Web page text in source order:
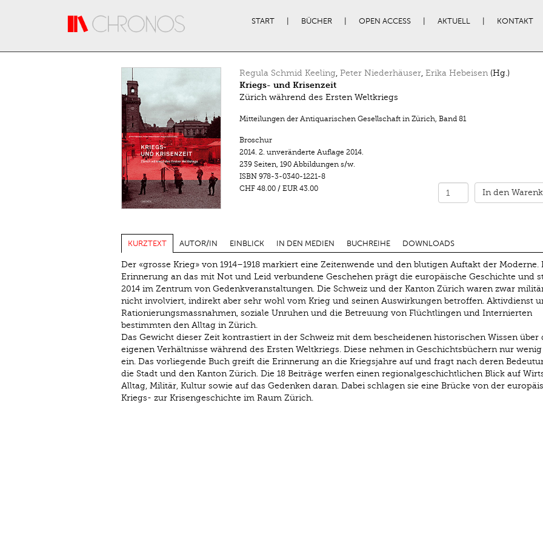
START BÜCHER OPEN ACCESS AKTUELL KONTAKT
Regula Schmid Keeling, Peter Niederhäuser, Erika Hebeisen(Hg.)
Kriegs- und Krisenzeit
Zürich während des Ersten Weltkriegs
Mitteilungen der Antiquarischen Gesellschaft in Zürich, Band 81
Broschur
2014. 2. unveränderte Auflage 2014.
239 Seiten, 190 Abbildungen s/w.
ISBN 978-3-0340-1221-8
CHF 48.00/ EUR 43.00 In den
KURZTEXT AUTOR/IN EINBLICK IN DEN MEDIEN BUCHREIHE DOWNLOADS
Der «grosse Krieg» von 1914–1918 markiert eine Zeitenwende und den blutigen Auftakt der Moderne.
Erinnerung an das mit Not und Leid verbundene Geschehen prägt die europäische Geschichte und
2014 im Zentrum von Gedenkveranstaltungen. Die Schweiz und der Kanton Zürich waren zwar
nicht involviert, indirekt aber sehr wohl vom Krieg und seinen Auswirkungen betroffen. Aktivdienst
Rationierungsmassnahmen, soziale Unruhen und die Betreuung von Flüchtlingen und Internierten
bestimmten den Alltag in Zürich.
Das Gewicht dieser Zeit kontrastiert in der Schweiz mit dem bescheidenen historischen Wissen über
eigenen Verhältnisse während des Ersten Weltkriegs. Diese nehmen in Geschichtsbüchern nur wenig
ein. Das vorliegende Buch greift die Erinnerung an die Kriegsjahre auf und fragt nach deren
die Stadt und den Kanton Zürich. Die 18 Beiträge werfen einen regionalgeschichtlichen Blick auf
Alltag, Militär, Kultur sowie auf das Gedenken daran. Dabei schlagen sie eine Brücke von der
Kriegs- zur Krisengeschichte im Raum Zürich.